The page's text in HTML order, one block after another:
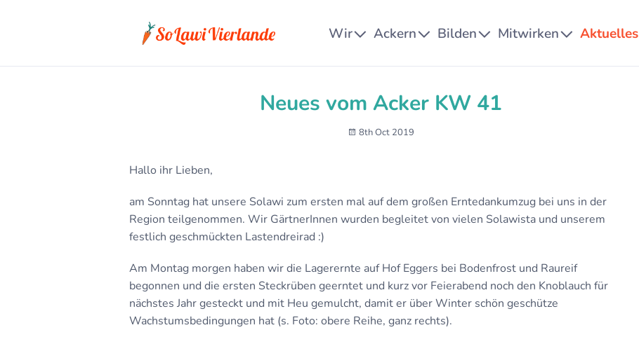
Wir Ackern Bilden Mitwirken Aktuelles
Neues vom Acker KW 41
8th Oct 2019
Hallo ihr Lieben,
am Sonntag hat unsere Solawi zum ersten mal auf dem großen Erntedankumzug bei uns in der
Region teilgenommen. Wir GärtnerInnen wurden begleitet von vielen Solawista und unserem
festlich geschmückten Lastendreirad :)
Am Montag morgen haben wir die Lagerernte auf Hof Eggers bei Bodenfrost und Raureif
begonnen und die ersten Steckrüben geerntet und kurz vor Feierabend noch den Knoblauch für
nächstes Jahr gesteckt und mit Heu gemulcht, damit er über Winter schön geschütze
Wachstumsbedingungen hat (s. Foto: obere Reihe, ganz rechts).